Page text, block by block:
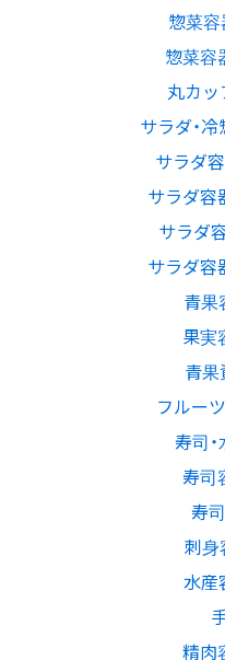
惣菜容
惣菜容
丸カッ
サラダ・冷
サラダ容
サラダ容
サラダ
サラダ容
青果
果実
青果
フルーツ
寿司・
寿司
寿
刺身
水産
精肉